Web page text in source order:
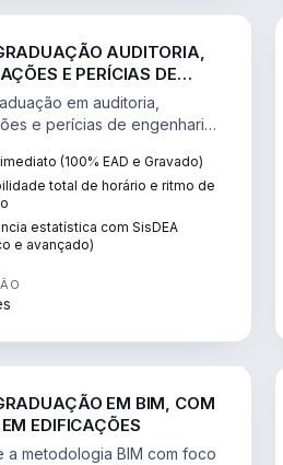
AUDITORIA,
E PERÍCIAS DE
em auditoria,
e perícias de engenharia:
com SisDEA.
(100% EAD e Gravado)
total de horário e ritmo de
estatística com SisDEA
e avançado)
EM BIM, COM
EDIFICAÇÕES
a metodologia BIM com foco